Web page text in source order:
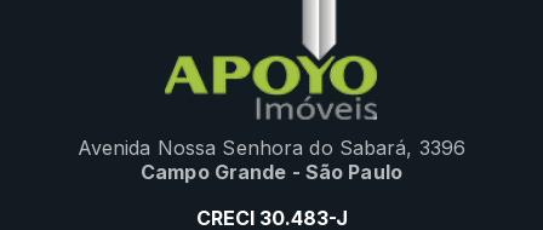
Avenida Nossa Senhora do Sabará, 3396
Campo Grande - São Paulo
CRECI 30.483-J